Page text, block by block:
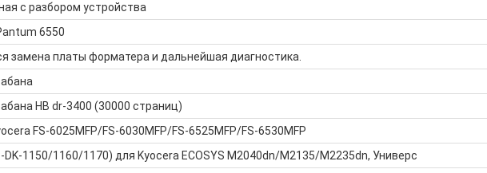
с разбором устройства
6550
замена платы форматера и дальнейшая диагностика.
HB dr-3400 (30000 страниц)
FS-6025MFP/FS-6030MFP/FS-6525MFP/FS-6530MFP
1150/1160/1170) для Kyocera ECOSYS M2040dn/M2135/M2235dn, Универс